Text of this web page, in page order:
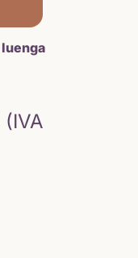
El
(IVA